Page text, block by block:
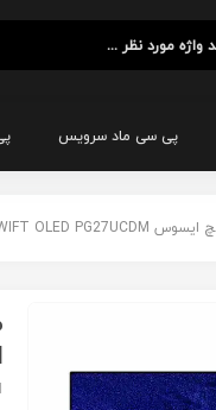
پی سی ماد سرویس